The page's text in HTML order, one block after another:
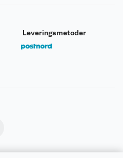
Leveringsmetoder